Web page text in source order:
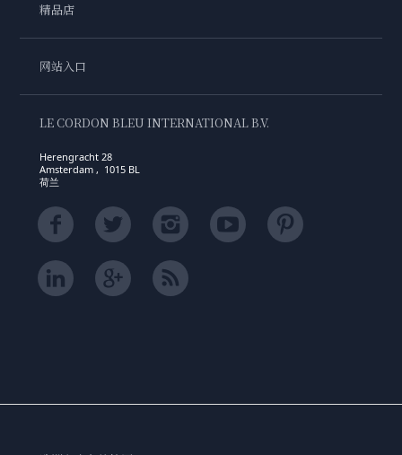
精品店
网站入口
LE CORDON BLEU INTERNATIONAL B.V.
Herengracht 28
Amsterdam , 1015 BL
荷兰